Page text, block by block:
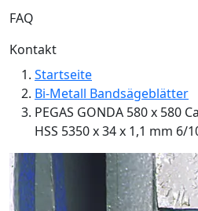
FAQ
Kontakt
Startseite
Bi-Metall Bandsägeblätter
PEGAS GONDA 580 x 580
HSS 5350 x 34 x 1,1 mm 6/